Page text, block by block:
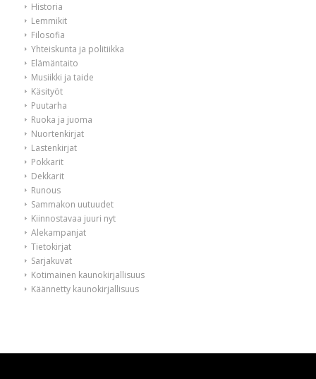
Historia
Lemmikit
Filosofia
Yhteiskunta ja politiikka
Elämäntaito
Musiikki ja taide
Käsityöt
Puutarha
Ruoka ja juoma
Nuortenkirjat
Lastenkirjat
Pokkarit
Dekkarit
Runous
Sammakon uutuudet
Kiinnostavaa juuri nyt
Alekampanjat
Tietokirjat
Sarjakuvat
Kotimainen kaunokirjallisuus
Käännetty kaunokirjallisuus